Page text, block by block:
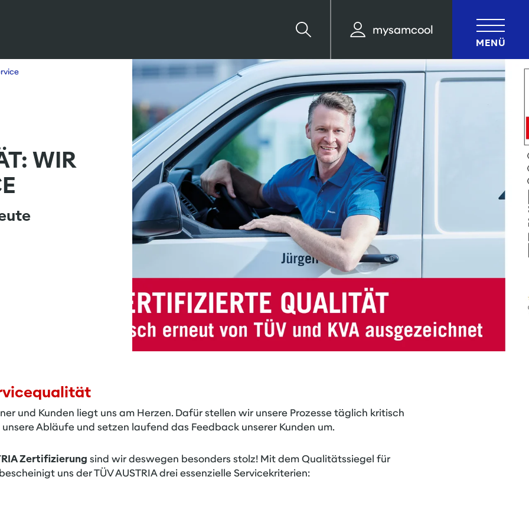
Suche
mysamcool
MENÜ
WIR
und Kunden liegt uns am Herzen. Dafür stellen wir unsere Prozesse täglich kritisch
Abläufe und setzen laufend das Feedback unserer Kunden um.
Zertifizierung sind wir deswegen besonders stolz! Mit dem Qualitätssiegel für
uns der TÜV AUSTRIA drei essenzielle Servicekriterien: